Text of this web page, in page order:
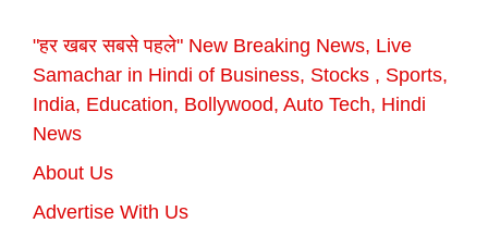
"हर खबर सबसे पहले" New Breaking News, Live
Samachar in Hindi of Business, Stocks , Sports,
India, Education, Bollywood, Auto Tech, Hindi
News
About Us
Advertise With Us